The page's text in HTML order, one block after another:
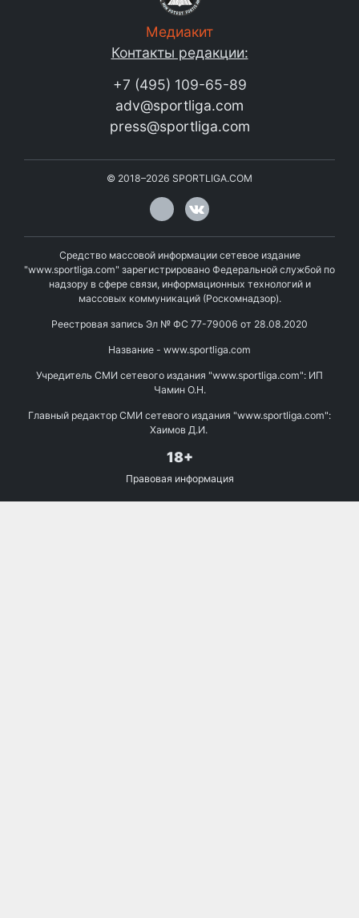
Медиакит
Контакты редакции:
+7 (495) 109-65-89
adv@sportliga.com
press@sportliga.com
© 2018–2026 SPORTLIGA.COM
Средство массовой информации сетевое издание
"www.sportliga.com" зарегистрировано Федеральной службой по
надзору в сфере связи, информационных технологий и
массовых коммуникаций (Роскомнадзор).
Реестровая запись Эл № ФС 77-79006 от 28.08.2020
Название - www.sportliga.com
Учредитель СМИ сетевого издания "www.sportliga.com": ИП
Чамин О.Н.
Главный редактор СМИ сетевого издания "www.sportliga.com":
Хаимов Д.И.
18+
Правовая информация